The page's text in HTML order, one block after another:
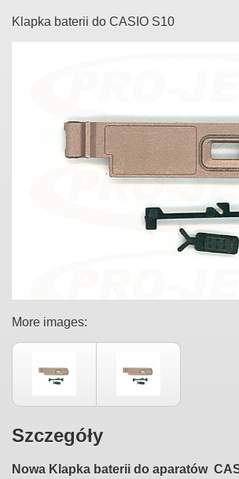
Klapka baterii do CASIO S10
More images:
Szczegóły
Nowa Klapka baterii do aparatów